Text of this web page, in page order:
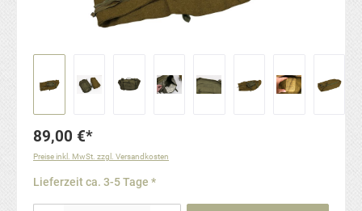
89,00 €*
Preise inkl. MwSt. zzgl. Versandkosten
Lieferzeit ca. 3-5 Tage *